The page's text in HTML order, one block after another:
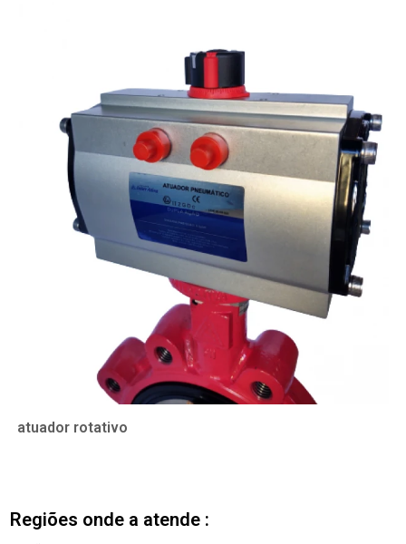
atuador rotativo
Regiões onde a atende :